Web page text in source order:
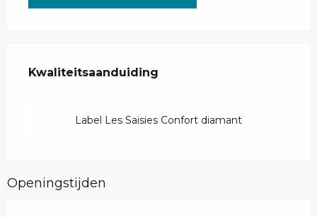
Kwaliteitsaanduiding
Kwaliteitsaanduiding
Label Les Saisies Confort diamant
Openingstijden